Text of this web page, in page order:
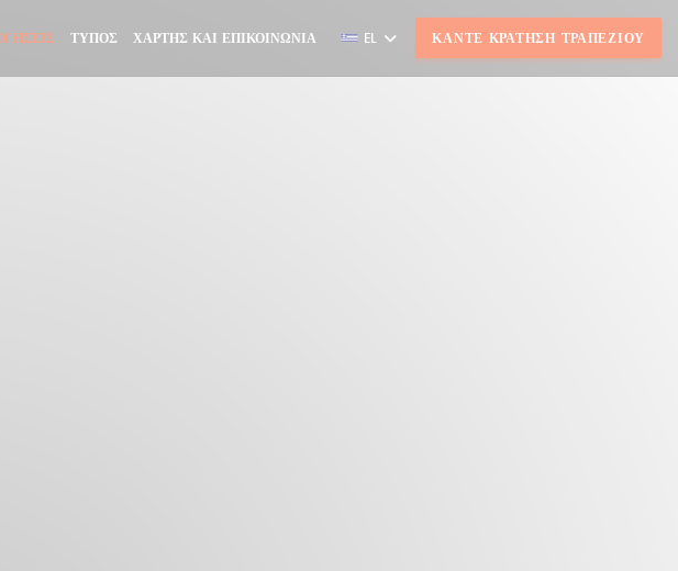
ΤΎΠΟΣ ΧΆΡΤΗΣ ΚΑΙ ΕΠΙΚΟΙΝΩΝΊΑ EL ΚΆΝΤΕ ΚΡΆΤΗΣΗ ΤΡΑΠΕΖΙΟΎ